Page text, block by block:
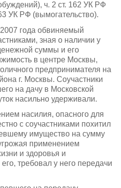
ч. 2 ст. 162 УК РФ
УК РФ (вымогательство).
года обвиняемый
зная о наличии у
суммы и его
в центре Москвы,
предпринимателя на
г. Москвы. Соучастники
на дачу в Московской
насильно удерживали.
насилия, опасного для
с соучастниками похитил
имущество на сумму
применением
и здоровья и
требовал у него передачи